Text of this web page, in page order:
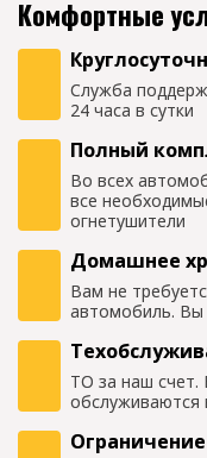
Комфортные
Служба
24 часа в сутки
Полный
Во всех
все
огнетушители
Домашнее
Вам не
автомобиль.
ТО за наш
обслуживаются